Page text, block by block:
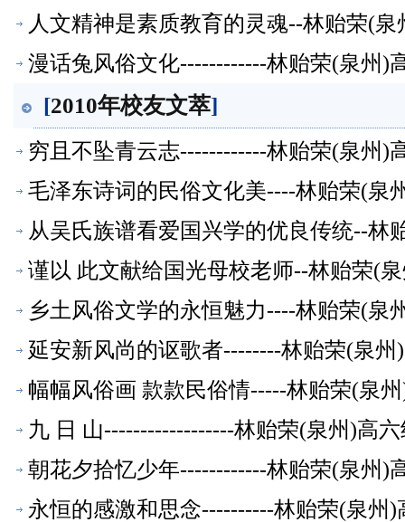
人文精神是素质教育的灵魂--林贻荣(
漫话兔风俗文化------------林贻荣(泉州)
[2010年校友文萃]
穷且不坠青云志------------林贻荣(泉州)
毛泽东诗词的民俗文化美----林贻荣(泉
从吴氏族谱看爱国兴学的优良传统--林
谨以 此文献给国光母校老师--林贻荣(
乡土风俗文学的永恒魅力----林贻荣(泉
延安新风尚的讴歌者--------林贻荣(泉
幅幅风俗画 款款民俗情-----林贻荣(泉
九 日 山------------------林贻荣(泉州)高
朝花夕拾忆少年------------林贻荣(泉州)
永恒的感激和思念----------林贻荣(泉州